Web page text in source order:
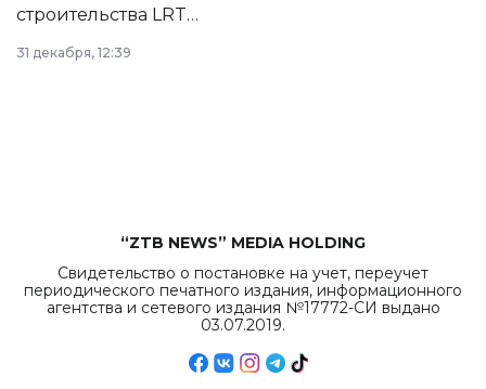
строительства LRT
в Астане из
республиканского
31 декабря, 12:39
“ZTB NEWS” MEDIA HOLDING
Свидетельство о постановке на учет, переучет
периодического печатного издания, информационного
агентства и сетевого издания №17772-СИ выдано
03.07.2019.